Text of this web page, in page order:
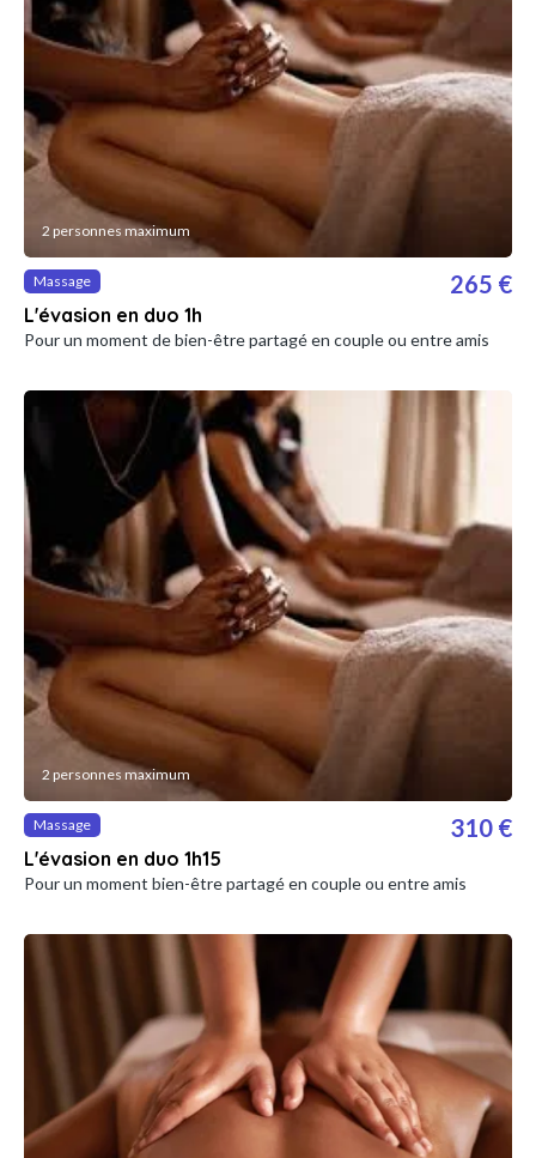
2 personnes maximum
Massage
L'évasion en duo 1h
265 €
Pour un moment de bien-être partagé en couple ou entre amis
2 personnes maximum
Massage
L'évasion en duo 1h15
310 €
Pour un moment bien-être partagé en couple ou entre amis